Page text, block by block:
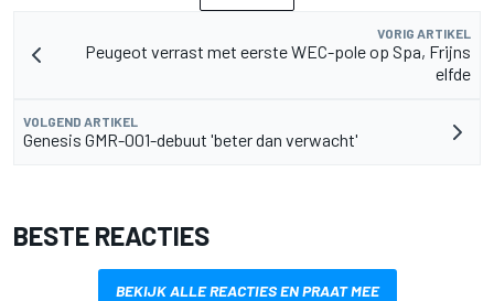
VORIG ARTIKEL
Peugeot verrast met eerste WEC-pole op Spa, Frijns
elfde
VOLGEND ARTIKEL
Genesis GMR-001-debuut 'beter dan verwacht'
BESTE REACTIES
BEKIJK ALLE REACTIES EN PRAAT MEE